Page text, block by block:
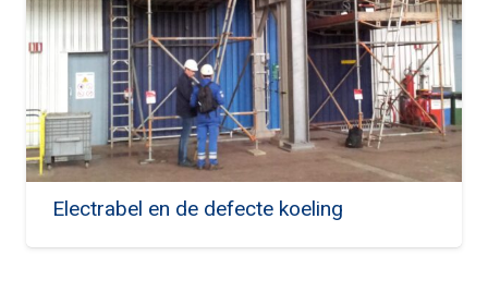
Electrabel en de defecte koeling